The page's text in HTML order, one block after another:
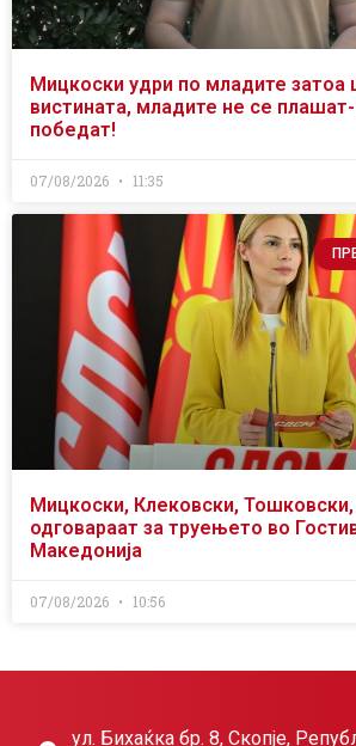
Мицкоски удри по младите затоа
вистината, младите не се
победат!
07/08/2026 11:35
Мицкоски, Клековски,
одговараат за труењето во
Македонија
07/08/2026 10:56
ул. Бихаќка бр. 8, Скопје,